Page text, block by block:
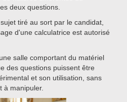
deux questions.
tiré au sort par le candidat,
d'une calculatrice est autorisé
salle comportant du matériel
des questions puissent être
et son utilisation, sans
à manipuler.